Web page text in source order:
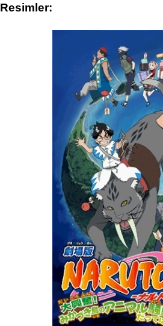
Resimler: